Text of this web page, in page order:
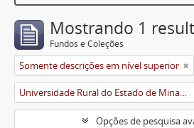
Mostrando 1
Fundos e Coleções
Somente descrições em nível superior
Universidade Rural do Estado de Minas Gerais (Uremg)
Opções de pesquisa